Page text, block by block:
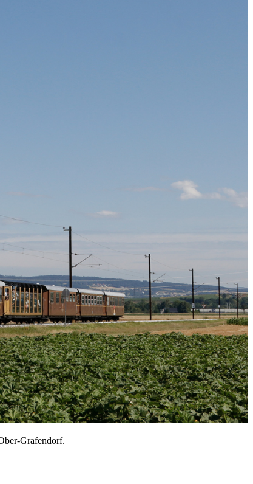
Grafendorf.